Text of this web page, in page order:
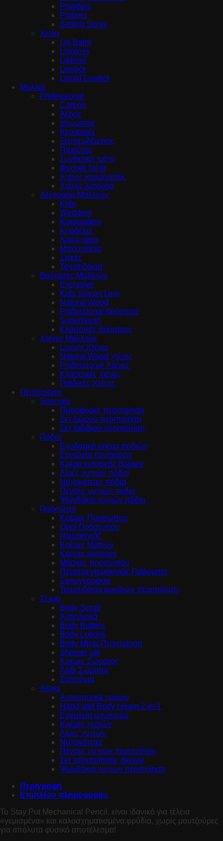
Powders
Primers
Setting Spray
Χείλη
Lip Balm
Lipgloss
Lipliner
Lipstick
Liquid Lipstick
Μαλλιά
Professional
Carbon
Αέρος
Ισιώματος
Κεραμικές
Ξεμπερδέματος
Πιρούνες
Συνθετική τρίχα
Φυσική τρίχα
Χτένες κουρέματος
Χτένες λισουάρ
Αξεσουάρ Μαλλιών
Kids
Wedding
Κοκκαλάκια
Κορδέλες
Λαστιχάκια
Μπομπάρια
Στέκες
Τσιμπιδάκια
Βούρτσες Μαλλιών
Exclusive
Kids Silicon Line
Natural Wood
Professional βούρτσες
Superbrush
Κλασσικές βούρτσες
Χτένες Μαλλιών
Luxury Χτένες
Natural Wood χτένες
Professional Χτένες
Κλασσικές χτένες
Παιδικές Χτένες
Περιποίηση
Specials
Προσφορές περιποίηση
Σετ Δώρου περιποίηση
Σετ ταξιδιού περιποίηση
Πόδια
Ενυδατική κρέμα ποδιών
Εργαλεία πεντικιούρ
Κρέμα εντατικής θρέψης
Λίμες νυχιών πόδια
Νυχοκόπτες πόδια
Πένσες νυχιών πόδια
Ψαλιδάκια νυχιών πόδια
Πρόσωπο
Κρέμες Προσώπου
Οροί Προσώπου
Ντεμακιγιάζ
Κρέμες Ματιών
Konjac sponges
Μάσκες προσώπου
Πετσέτα ντεμακιγιάζ Πρόσωπο
Σφουγγαράκια
Τσιμπιδάκια φρυδιών περιποίηση
Σώμα
Body Scrub
Αντιηλιακά
Body Butters
Body Lotions
Body Mists Περιποίηση
Shower gel
Κρέμες Σώματος
Λάδι Σώματος
Σαπούνια
Χέρια
Αντισηπτικά χεριών
Hand and Body cream 2-in-1
Εργαλεία μανικιούρ
Κρέμες χεριών
Λίμες νυχιών
Νυχοκόπτες
Πένσες νυχιών περιποίηση
Σετ περιποίησης άκρων
Ψαλιδάκια νυχιών περιποίηση
Περιγραφή
Επιπλέον πληροφορίες
Το Stay Put Mechanical Pencil, είναι ιδανικό για τέλεια
«γεμισμένα» και καλοσχηματισμένα φρύδια, χωρίς μουτζούρες
για απόλυτα φυσικό αποτέλεσμα!